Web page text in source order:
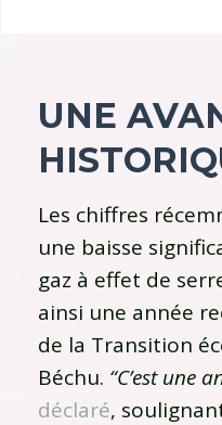
UNE
Les chiffres
une baisse
gaz à effet de
ainsi une année
de la Transition
Béchu. “C’est une
déclaré,